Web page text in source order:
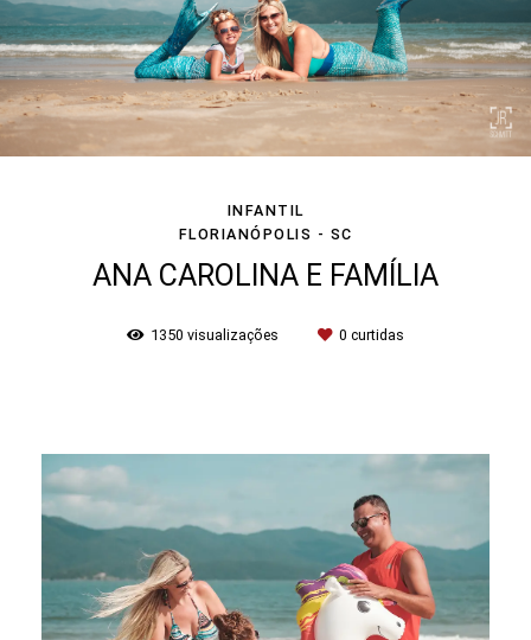
INFANTIL
FLORIANÓPOLIS - SC
ANA CAROLINA E FAMÍLIA
1350 visualizações 0 curtidas